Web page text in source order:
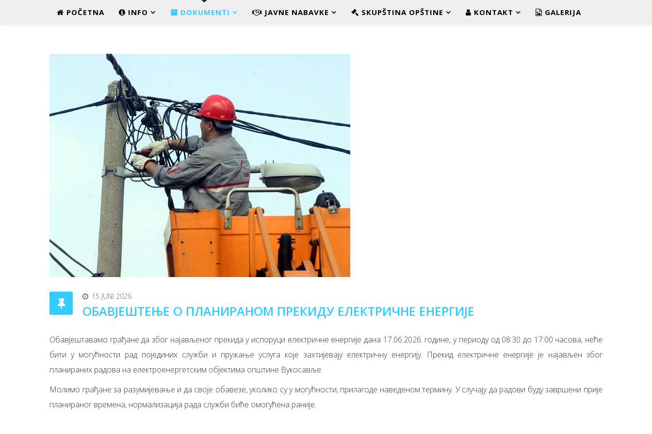
POČETNA INFO DOKUMENTI JAVNE NABAVKE SKUPŠTINA OPŠTINE KONTAKT GALERIJA
15 JUNI 2026
ОБАВЈЕШТЕЊЕ О ПЛАНИРАНОМ ПРЕКИДУ ЕЛЕКТРИЧНЕ ЕНЕРГИЈЕ
Обавјештавамо грађане да због најављеног прекида у испоруци електричне енергије дана 17.06.2026. године, у периоду од 08:30 до 17:00 часова, неће
бити у могућности рад појединих служби и пружање услуга које захтијевају електричну енергију. Прекид електричне енергије је најављен због
планираних радова на електроенергетским објектима општине Вукосавље.
Молимо грађане за разумијевање и да своје обавезе, уколико су у могућности, прилагоде наведеном термину. У случају да радови буду завршени прије
планираног времена, нормализација рада служби биће омогућена раније.